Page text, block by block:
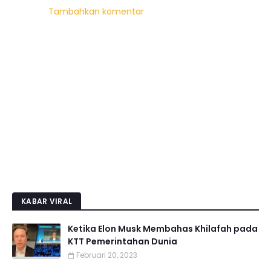
Tambahkan komentar
KABAR VIRAL
Ketika Elon Musk Membahas Khilafah pada
KTT Pemerintahan Dunia
Februari 20, 2023